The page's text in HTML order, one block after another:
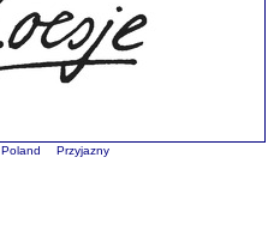
Poland Przyjazny